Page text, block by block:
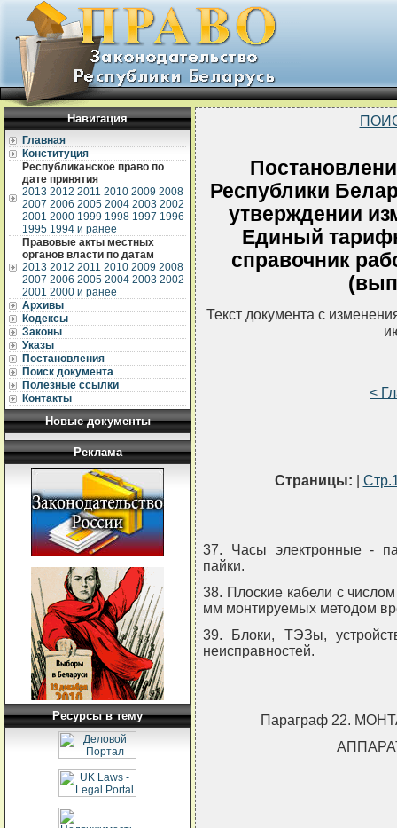
Навигация
Главная
Конституция
Республиканское право по
дате принятия
2013 2012 2011 2010 2009 2008
2007 2006 2005 2004 2003 2002
2001 2000 1999 1998 1997 1996
1995 1994 и ранее
Правовые акты местных
органов власти по датам
2013 2012 2011 2010 2009 2008
2007 2006 2005 2004 2003 2002
2001 2000 и ранее
Архивы
Кодексы
Законы
Указы
Постановления
Поиск документа
Полезные ссылки
Контакты
Новые документы
Реклама
Ресурсы в тему
Республики
утверждении
Единый
справочник
Текст документа с
<
Страницы:
37. Часы электронные -
пайки.
38. Плоские кабели с
мм монтируемых методом
39. Блоки, ТЭЗы,
неисправностей.
Параграф 22.